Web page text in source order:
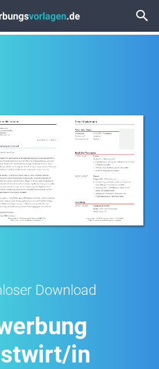
Download
in